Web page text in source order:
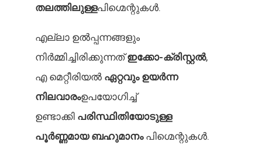
തലത്തിലുള്ളപിഗ്മെന്റുകൾ.
എല്ലാ ഉൽപ്പന്നങ്ങളും
നിർമ്മിച്ചിരിക്കുന്നത്ഇക്കോ-ക്രിസ്റ്റൽ,
എ മെറ്റീരിയൽ ഏറ്റവും ഉയർന്ന
നിലവാരംഉപയോഗിച്ച്
ഉണ്ടാക്കി പരിസ്ഥിതിയോടുള്ള
പൂർണ്ണമായ ബഹുമാനം പിഗ്മെന്റുകൾ.